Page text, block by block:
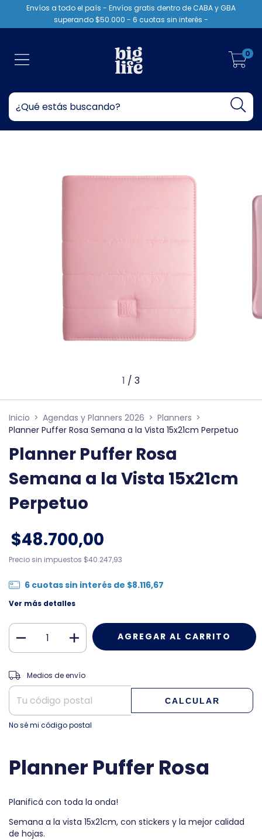
Envíos a todo el país - Envíos gratis dentro de CABA y GBA
superando $50.000 - 6 cuotas sin interés -
0
1 / 3
Inicio > Agendas y Planners 2026 > Planners >
Planner Puffer Rosa Semana a la Vista 15x21cm Perpetuo
Planner Puffer Rosa
Semana a la Vista 15x21cm
Perpetuo
$48.700,00
Precio sin impuestos $40.247,93
6 cuotas sin interés de $8.116,67
Ver más detalles
Entregas para el CP:
Medios de envío
CALCULAR
No sé mi código postal
Planner Puffer Rosa
Planificá con toda la onda!
Semana a la vista 15x21cm, con stickers y la mejor calidad
de hojas.